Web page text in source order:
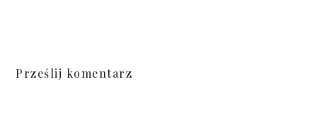
Prześlij komentarz